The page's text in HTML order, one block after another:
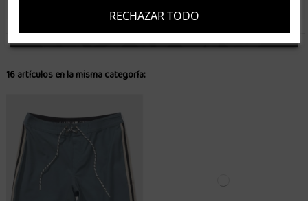
16 artículos en la misma categoría:
RECHAZAR TODOSuscríbete
Acepto lostérminos y condicionesy lapolítica de privacidad